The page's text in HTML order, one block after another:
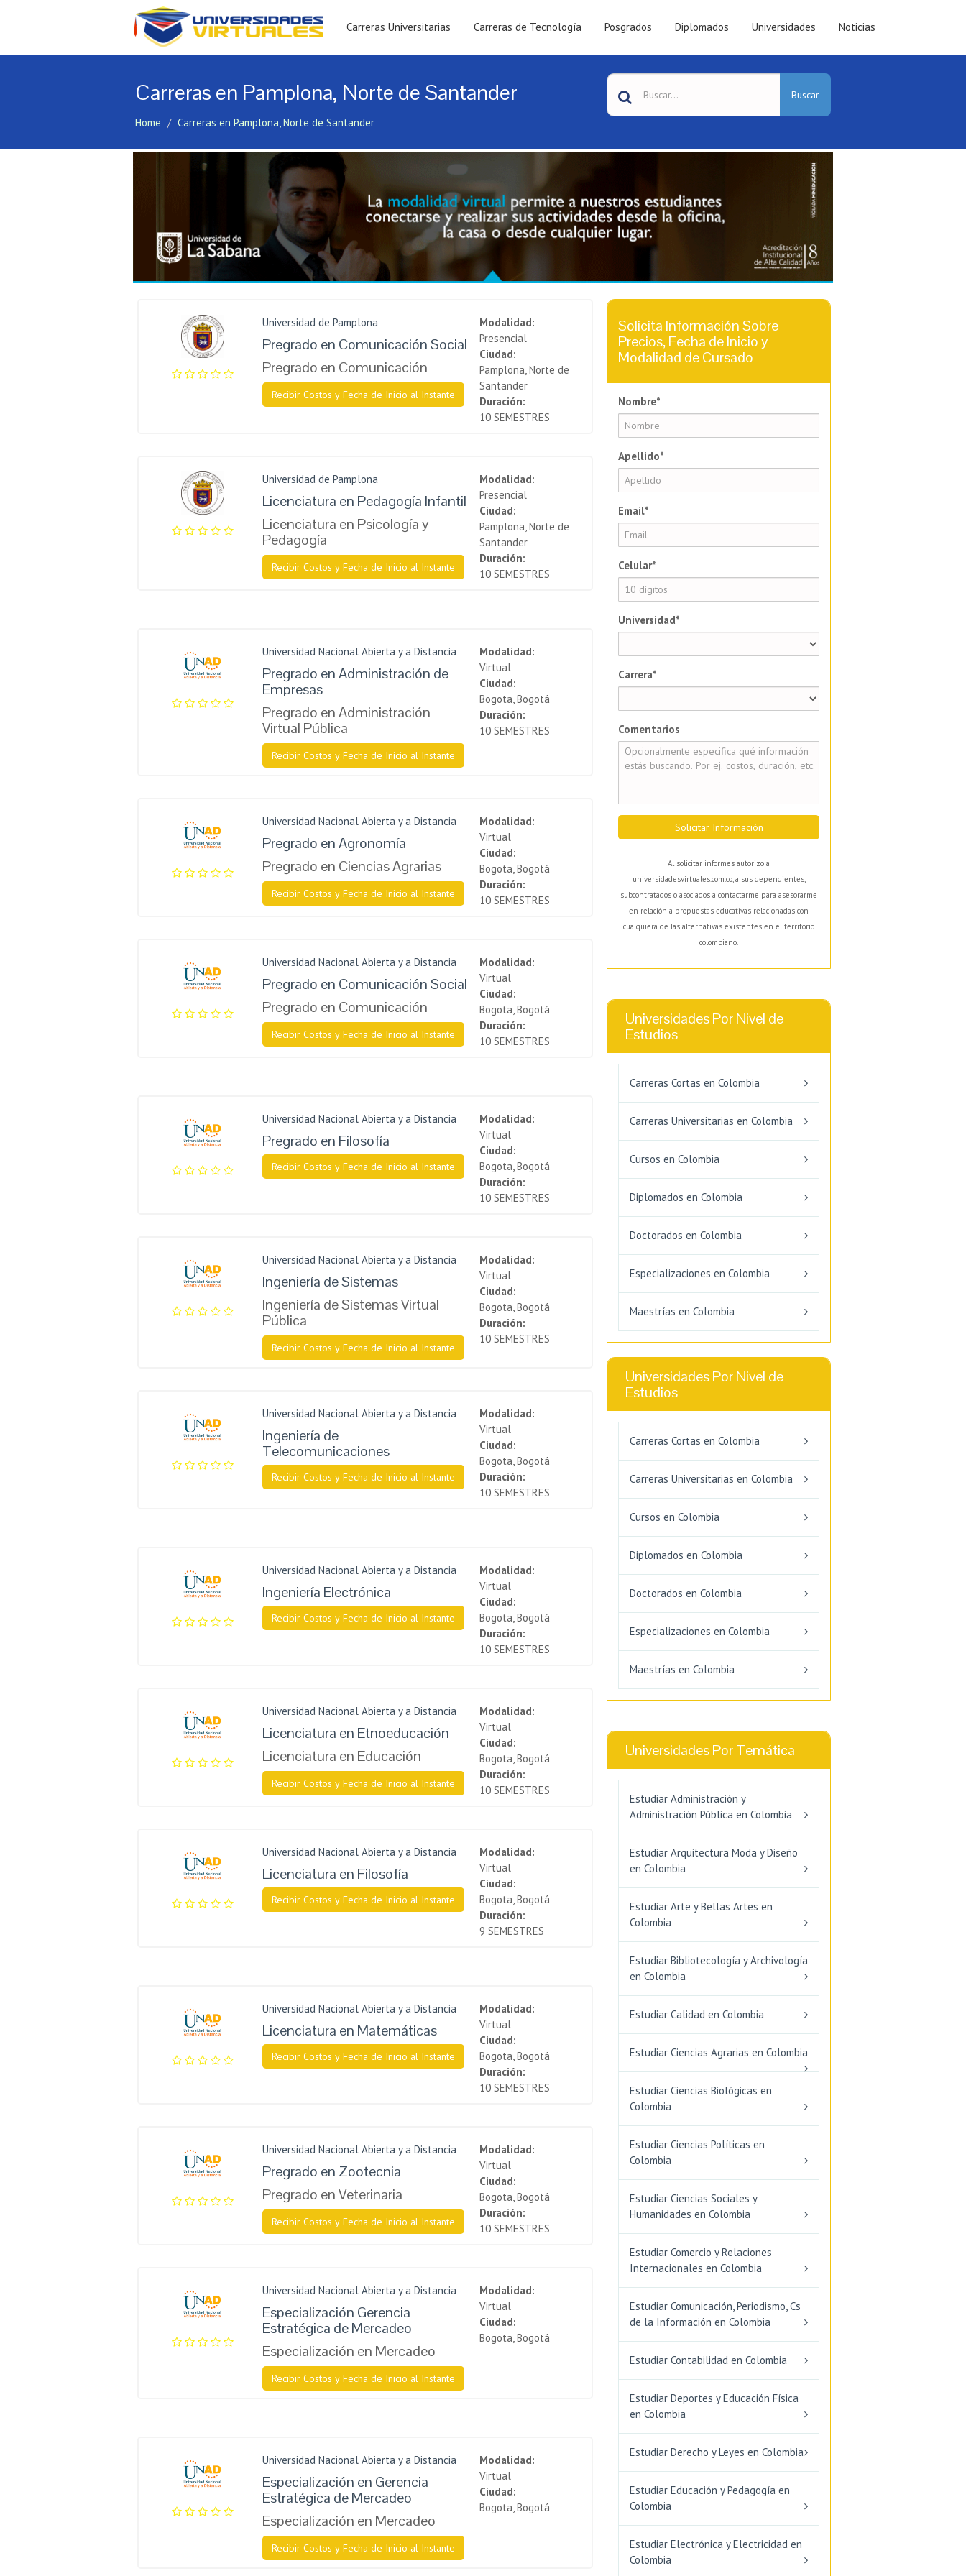
Carreras Universitarias Carreras de Tecnología Posgrados Diplomados Universidades Noticias
Carreras en Pamplona, Norte de Santander
Home Carreras en Pamplona, Norte de Santander
Buscar
Universidad de Pamplona
Pregrado en Comunicación Social
Pregrado en Comunicación
Recibir Costos y Fecha de Inicio al Instante
Modalidad:
Presencial
Ciudad:
Pamplona, Norte de
Santander
Duración:
10 SEMESTRES
Universidad de Pamplona
Licenciatura en Pedagogía Infantil
Licenciatura en Psicología y
Pedagogía
Recibir Costos y Fecha de Inicio al Instante
Modalidad:
Presencial
Ciudad:
Pamplona, Norte de
Santander
Duración:
10 SEMESTRES
Universidad Nacional Abierta y a Distancia
Pregrado en Administración de
Empresas
Pregrado en Administración
Virtual Pública
Recibir Costos y Fecha de Inicio al Instante
Modalidad:
Virtual
Ciudad:
Bogota, Bogotá
Duración:
10 SEMESTRES
Universidad Nacional Abierta y a Distancia
Pregrado en Agronomía
Pregrado en Ciencias Agrarias
Recibir Costos y Fecha de Inicio al Instante
Modalidad:
Virtual
Ciudad:
Bogota, Bogotá
Duración:
10 SEMESTRES
Universidad Nacional Abierta y a Distancia
Pregrado en Comunicación Social
Pregrado en Comunicación
Recibir Costos y Fecha de Inicio al Instante
Modalidad:
Virtual
Ciudad:
Bogota, Bogotá
Duración:
10 SEMESTRES
Universidad Nacional Abierta y a Distancia
Pregrado en Filosofía
Recibir Costos y Fecha de Inicio al Instante
Modalidad:
Virtual
Ciudad:
Bogota, Bogotá
Duración:
10 SEMESTRES
Universidad Nacional Abierta y a Distancia
Ingeniería de Sistemas
Ingeniería de Sistemas Virtual
Pública
Recibir Costos y Fecha de Inicio al Instante
Modalidad:
Virtual
Ciudad:
Bogota, Bogotá
Duración:
10 SEMESTRES
Universidad Nacional Abierta y a Distancia
Ingeniería de
Telecomunicaciones
Recibir Costos y Fecha de Inicio al Instante
Modalidad:
Virtual
Ciudad:
Bogota, Bogotá
Duración:
10 SEMESTRES
Universidad Nacional Abierta y a Distancia
Ingeniería Electrónica
Recibir Costos y Fecha de Inicio al Instante
Modalidad:
Virtual
Ciudad:
Bogota, Bogotá
Duración:
10 SEMESTRES
Universidad Nacional Abierta y a Distancia
Licenciatura en Etnoeducación
Licenciatura en Educación
Recibir Costos y Fecha de Inicio al Instante
Modalidad:
Virtual
Ciudad:
Bogota, Bogotá
Duración:
10 SEMESTRES
Universidad Nacional Abierta y a Distancia
Licenciatura en Filosofía
Recibir Costos y Fecha de Inicio al Instante
Modalidad:
Virtual
Ciudad:
Bogota, Bogotá
Duración:
9 SEMESTRES
Universidad Nacional Abierta y a Distancia
Licenciatura en Matemáticas
Recibir Costos y Fecha de Inicio al Instante
Modalidad:
Virtual
Ciudad:
Bogota, Bogotá
Duración:
10 SEMESTRES
Universidad Nacional Abierta y a Distancia
Pregrado en Zootecnia
Pregrado en Veterinaria
Recibir Costos y Fecha de Inicio al Instante
Modalidad:
Virtual
Ciudad:
Bogota, Bogotá
Duración:
10 SEMESTRES
Universidad Nacional Abierta y a Distancia
Especialización Gerencia
Estratégica de Mercadeo
Especialización en Mercadeo
Recibir Costos y Fecha de Inicio al Instante
Modalidad:
Virtual
Ciudad:
Bogota, Bogotá
Universidad Nacional Abierta y a Distancia
Especialización en Gerencia
Estratégica de Mercadeo
Especialización en Mercadeo
Recibir Costos y Fecha de Inicio al Instante
Modalidad:
Virtual
Ciudad:
Bogota, Bogotá
Solicita Información Sobre
Precios, Fecha de Inicio y
Modalidad de Cursado
Nombre*
Apellido*
Email*
Celular*
Universidad*
Carrera*
Comentarios
Solicitar Información
Al solicitar informes autorizo a
universidadesvirtuales.com.co, a sus dependientes,
subcontratados o asociados a contactarme para asesorarme
en relación a propuestas educativas relacionadas con
cualquiera de las alternativas existentes en el territorio
colombiano.
Universidades Por Nivel de
Estudios
Carreras Cortas en Colombia
Carreras Universitarias en Colombia
Cursos en Colombia
Diplomados en Colombia
Doctorados en Colombia
Especializaciones en Colombia
Maestrías en Colombia
Universidades Por Nivel de
Estudios
Carreras Cortas en Colombia
Carreras Universitarias en Colombia
Cursos en Colombia
Diplomados en Colombia
Doctorados en Colombia
Especializaciones en Colombia
Maestrías en Colombia
Universidades Por Temática
Estudiar Administración y
Administración Pública en Colombia
Estudiar Arquitectura Moda y Diseño
en Colombia
Estudiar Arte y Bellas Artes en
Colombia
Estudiar Bibliotecología y Archivología
en Colombia
Estudiar Calidad en Colombia
Estudiar Ciencias Agrarias en Colombia
Estudiar Ciencias Biológicas en
Colombia
Estudiar Ciencias Políticas en
Colombia
Estudiar Ciencias Sociales y
Humanidades en Colombia
Estudiar Comercio y Relaciones
Internacionales en Colombia
Estudiar Comunicación, Periodismo, Cs
de la Información en Colombia
Estudiar Contabilidad en Colombia
Estudiar Deportes y Educación Física
en Colombia
Estudiar Derecho y Leyes en Colombia
Estudiar Educación y Pedagogía en
Colombia
Estudiar Electrónica y Electricidad en
Colombia